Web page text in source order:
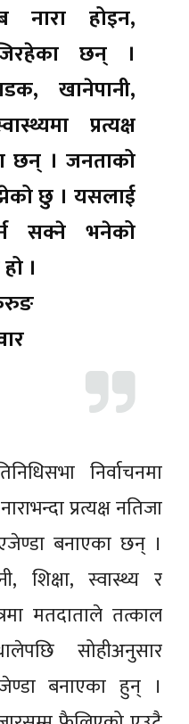
होइन,
छन् ।
खानेपानी,
प्रत्यक्ष
छन् । जनताको
छु । यसलाई
सक्ने भनेको
हो ।
निर्वाचनमा
प्रत्यक्ष नतिजा
बनाएका छन् ।
शिक्षा, स्वास्थ्य र
मतदाताले तत्काल
सोहीअनुसार
बनाएका हुन् ।